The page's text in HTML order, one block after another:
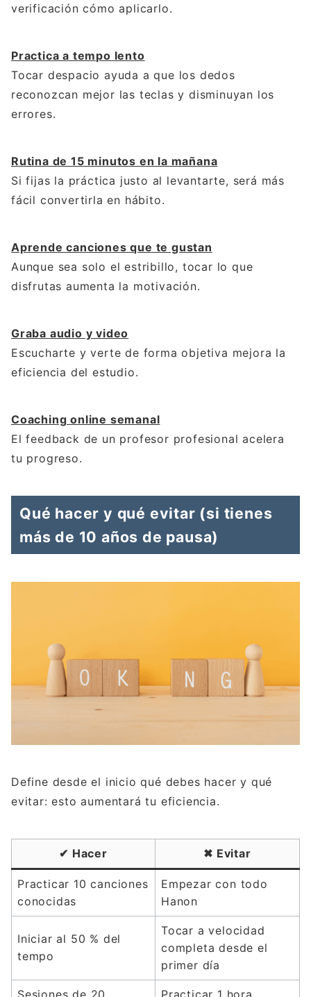
verificación cómo aplicarlo.
Practica a tempo lento
Tocar despacio ayuda a que los dedos
reconozcan mejor las teclas y disminuyan los
errores.
Rutina de 15 minutos en la mañana
Si fijas la práctica justo al levantarte, será más
fácil convertirla en hábito.
Aprende canciones que te gustan
Aunque sea solo el estribillo, tocar lo que
disfrutas aumenta la motivación.
Graba audio y video
Escucharte y verte de forma objetiva mejora la
eficiencia del estudio.
Coaching online semanal
El feedback de un profesor profesional acelera
tu progreso.
Qué hacer y qué evitar (si tienes
más de 10 años de pausa)
Define desde el inicio qué debes hacer y qué
evitar: esto aumentará tu eficiencia.
✔︎ Hacer ✖︎ Evitar
Practicar 10 canciones
conocidas
Empezar con todo
Hanon
Iniciar al 50 % del
tempo
Tocar a velocidad
completa desde el
primer día